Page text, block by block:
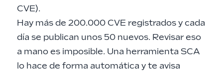
CVE).
Hay más de 200.000 CVE registrados y cada
día se publican unos 50 nuevos. Revisar eso
a mano es imposible. Una herramienta SCA
lo hace de forma automática y te avisa